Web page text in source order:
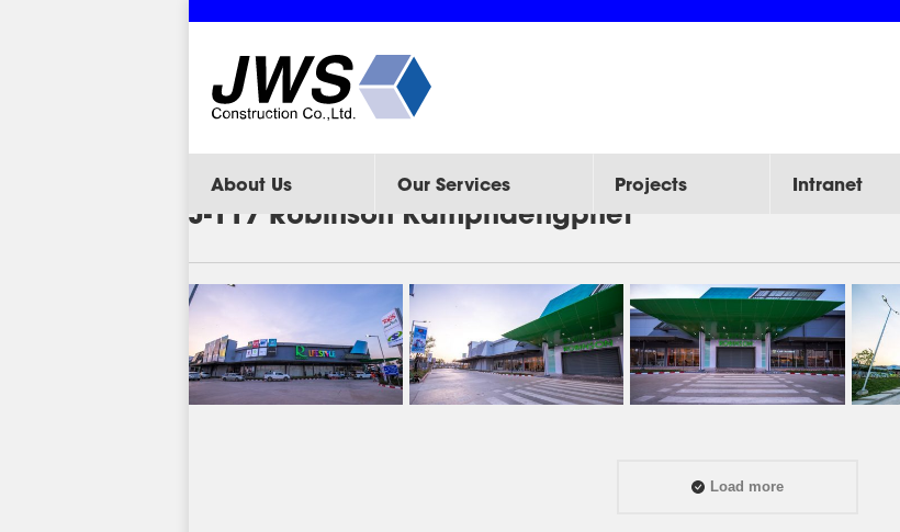
About Us Our Services Projects Intranet
J-117 Robinson Kamphaengphet
Load more